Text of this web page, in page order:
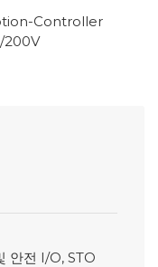
Controller
200V
안전 I/O, STO